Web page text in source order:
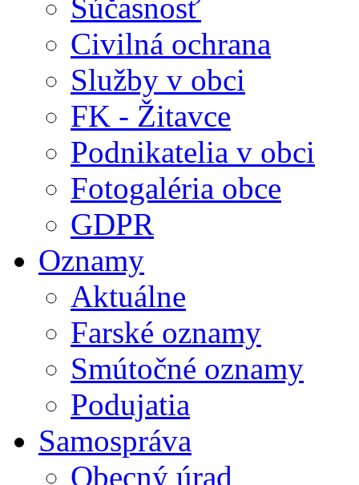
Súčasnosť
Civilná ochrana
Služby v obci
FK - Žitavce
Podnikatelia v obci
Fotogaléria obce
GDPR
Oznamy
Aktuálne
Farské oznamy
Smútočné oznamy
Podujatia
Samospráva
Obecný úrad